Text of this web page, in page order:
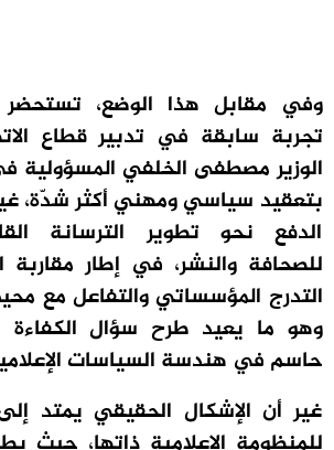
وفي مقابل هذا الوضع، تستحضر
تجربة سابقة في تدبير قطاع
الوزير مصطفى الخلفي
بتعقيد سياسي ومهني أكثر شدّة،
الدفع نحو تطوير الترسانة
للصحافة والنشر، في إطار
التدرج المؤسساتي والتفاعل مع
وهو ما يعيد طرح سؤال الكفاءة
حاسم في هندسة السياسات
غير أن الإشكال الحقيقي يمتد